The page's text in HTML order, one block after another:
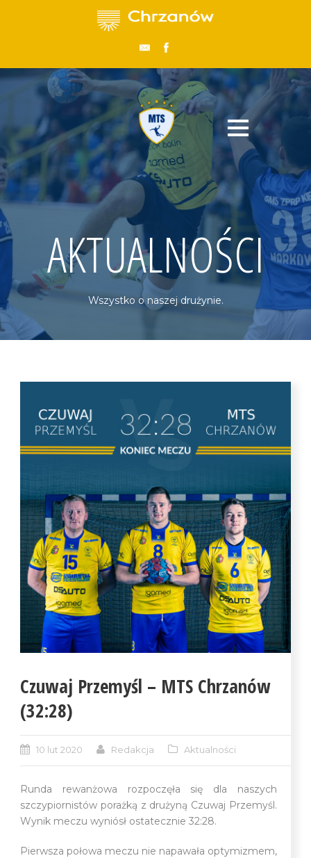
AKTUALNOŚCI
Wszystko o naszej drużynie.
Czuwaj Przemyśl – MTS Chrzanów
(32:28)
10 lut 2020 Redakcja Aktualności
Runda rewanżowa rozpoczęła się dla naszych
szczypiornistów porażką z drużyną Czuwaj Przemyśl.
Wynik meczu wyniósł ostatecznie 32:28.
Pierwsza połowa meczu nie napawała optymizmem,